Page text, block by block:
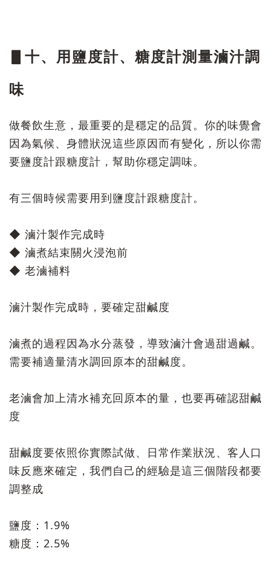
▋十、用鹽度計、糖度計測量滷汁調
味
做餐飲生意，最重要的是穩定的品質。你的味覺會
因為氣候、身體狀況這些原因而有變化，所以你需
要鹽度計跟糖度計，幫助你穩定調味。
有三個時候需要用到鹽度計跟糖度計。
◆ 滷汁製作完成時
◆ 滷煮結束關火浸泡前
◆ 老滷補料
滷汁製作完成時，要確定甜鹹度
滷煮的過程因為水分蒸發，導致滷汁會過甜過鹹。
需要補適量清水調回原本的甜鹹度。
老滷會加上清水補充回原本的量，也要再確認甜鹹
度
甜鹹度要依照你實際試做、日常作業狀況、客人口
味反應來確定，我們自己的經驗是這三個階段都要
調整成
鹽度：1.9%
糖度：2.5%